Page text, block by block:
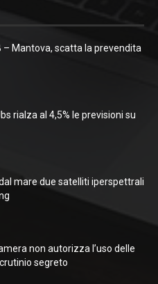
– Mantova, scatta la prevendita
rialza al 4,5% le previsioni su
mare due satelliti iperspettrali
non autorizza l’uso delle
segreto